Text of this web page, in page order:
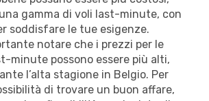
gamma di voli last-minute, con
soddisfare le tue esigenze.
notare che i prezzi per le
minute possono essere più alti,
l’alta stagione in Belgio. Per
di trovare un buon affare,